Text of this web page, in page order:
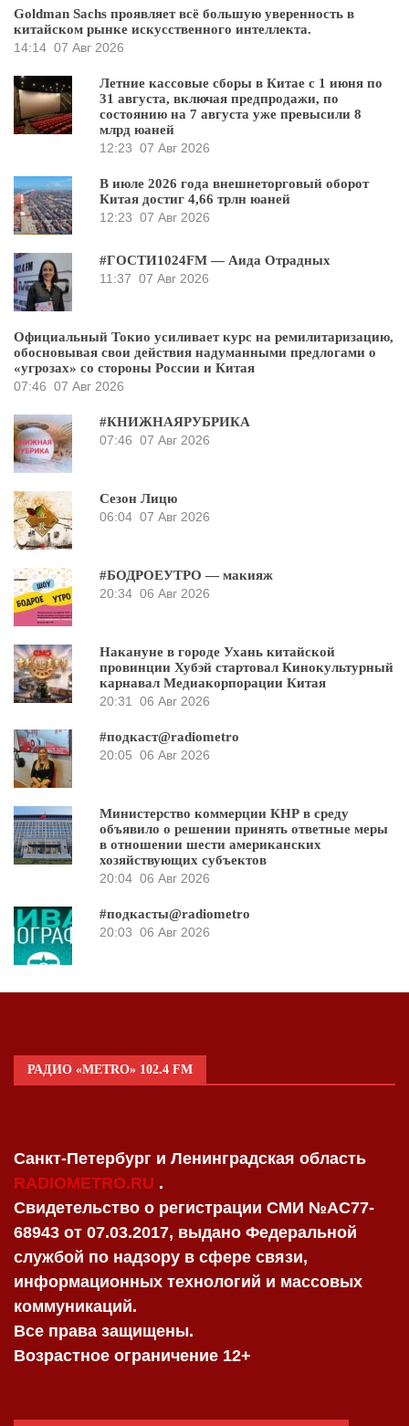
Goldman Sachs проявляет всё большую уверенность в
китайском рынке искусственного интеллекта.
14:14 07 Авг 2026
Летние кассовые сборы в Китае с 1 июня по
31 августа, включая предпродажи, по
состоянию на 7 августа уже превысили 8
млрд юаней
12:23 07 Авг 2026
В июле 2026 года внешнеторговый оборот
Китая достиг 4,66 трлн юаней
12:23 07 Авг 2026
#ГОСТИ1024FM — Аида Отрадных
11:37 07 Авг 2026
Официальный Токио усиливает курс на ремилитаризацию,
обосновывая свои действия надуманными предлогами о
«угрозах» со стороны России и Китая
07:46 07 Авг 2026
#КНИЖНАЯРУБРИКА
07:46 07 Авг 2026
Сезон Лицю
06:04 07 Авг 2026
#БОДРОЕУТРО — макияж
20:34 06 Авг 2026
Накануне в городе Ухань китайской
провинции Хубэй стартовал Кинокультурный
карнавал Медиакорпорации Китая
20:31
06 Авг 2026
#подкаст@radiometro
20:05 06 Авг 2026
Министерство коммерции КНР в среду
объявило о решении принять ответные меры
в отношении шести американских
хозяйствующих субъектов
20:04 06 Авг 2026
#подкасты@radiometro
20:03 06 Авг 2026
РАДИО «METRO» 102.4 FM
Санкт-Петербург и Ленинградская область
RADIOMETRO.RU .
Свидетельство о регистрации СМИ №AC77-
68943 от 07.03.2017, выдано Федеральной
службой по надзору в сфере связи,
информационных технологий и массовых
коммуникаций.
Все права защищены.
Возрастное ограничение 12+